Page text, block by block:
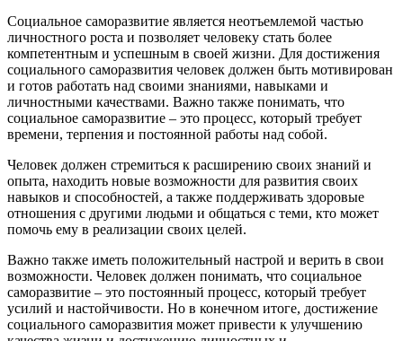
Социальное саморазвитие является неотъемлемой частью
личностного роста и позволяет человеку стать более
компетентным и успешным в своей жизни. Для достижения
социального саморазвития человек должен быть мотивирован
и готов работать над своими знаниями, навыками и
личностными качествами. Важно также понимать, что
социальное саморазвитие – это процесс, который требует
времени, терпения и постоянной работы над собой.
Человек должен стремиться к расширению своих знаний и
опыта, находить новые возможности для развития своих
навыков и способностей, а также поддерживать здоровые
отношения с другими людьми и общаться с теми, кто может
помочь ему в реализации своих целей.
Важно также иметь положительный настрой и верить в свои
возможности. Человек должен понимать, что социальное
саморазвитие – это постоянный процесс, который требует
усилий и настойчивости. Но в конечном итоге, достижение
социального саморазвития может привести к улучшению